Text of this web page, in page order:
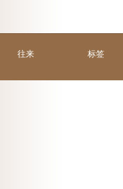
往来 标签